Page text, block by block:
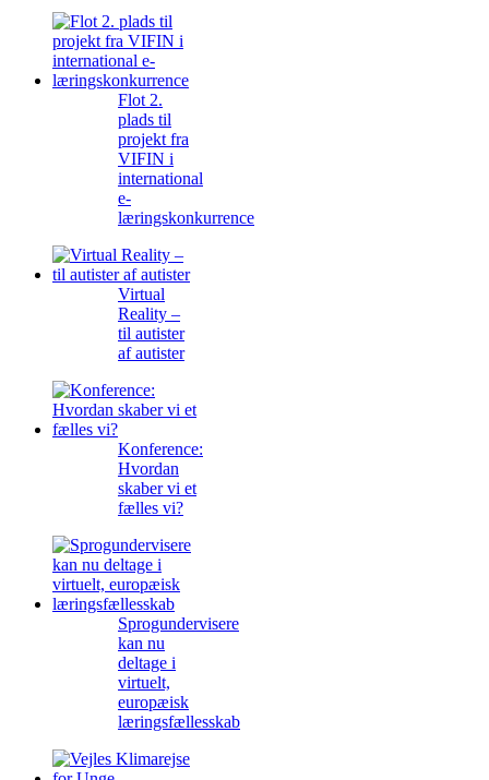
Flot 2.
plads til
projekt fra
VIFIN i
international
e-
læringskonkurrence
Virtual
Reality –
til autister
af autister
Konference:
Hvordan
skaber vi et
fælles vi?
Sprogundervisere
kan nu
deltage i
virtuelt,
europæisk
læringsfællesskab